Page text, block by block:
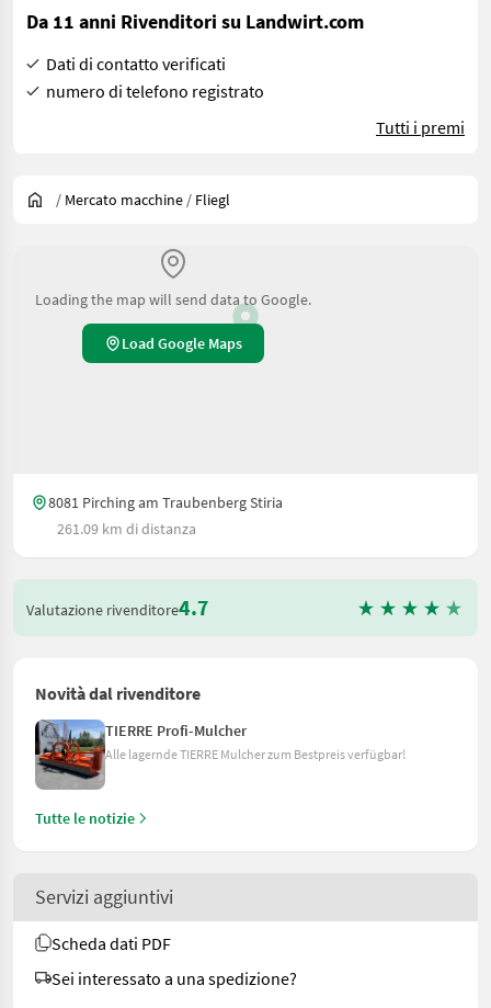
Da 11 anni Rivenditori su Landwirt.com
Dati di contatto verificati
numero di telefono registrato
Tutti i premi
/ Mercato macchine / Fliegl
Loading the map will send data to Google.
Load Google Maps
8081 Pirching am Traubenberg Stiria
261.09 km di distanza
Valutazione rivenditore4.7
Novità dal rivenditore
TIERRE Profi-Mulcher
Alle lagernde TIERRE Mulcher zum Bestpreis verfügbar!
Tutte le notizie
Servizi aggiuntivi
Scheda dati PDF
Sei interessato a una spedizione?